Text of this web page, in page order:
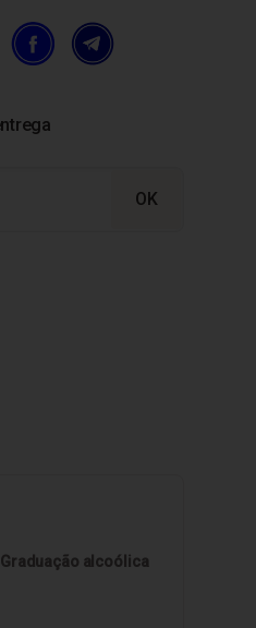
Graduação alcoólica